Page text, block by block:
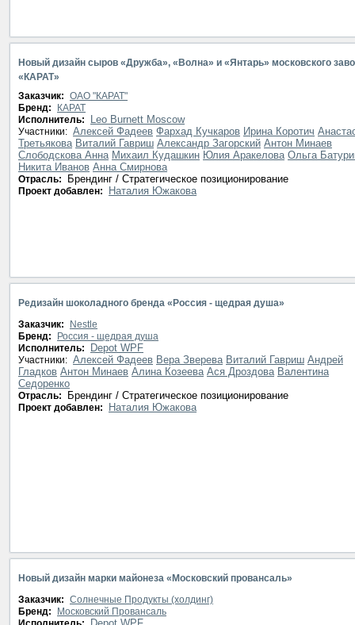
Новый дизайн сыров «Дружба», «Волна» и «Янтарь» московского
«КАРАТ»
Заказчик: ОАО "КАРАТ"
Бренд:
КАРАТ
Исполнитель:
Leo Burnett Moscow
Участники: Алексей Фадеев Фархад Кучкаров Ирина Коротич
Третьякова Виталий Гавриш Александр Загорский Антон Минаев
Слободскова Анна Михаил Кудашкин Юлия Аракелова Ольга
Никита Иванов Анна Смирнова
Отрасль: Брендинг / Стратегическое позиционирование
Проект добавлен: Наталия Южакова
Редизайн шоколадного бренда «Россия - щедрая душа»
Заказчик:
Nestle
Бренд:
Россия - щедрая душа
Исполнитель:
Depot WPF
Участники: Алексей Фадеев Вера Зверева Виталий Гавриш Андрей
Гладков Антон Минаев Алина Козеева Ася Дроздова Валентина
Седоренко
Отрасль: Брендинг / Стратегическое позиционирование
Проект добавлен: Наталия Южакова
Новый дизайн марки майонеза «Московский провансаль»
Заказчик: Солнечные Продукты (холдинг)
Бренд:
Московский Провансаль